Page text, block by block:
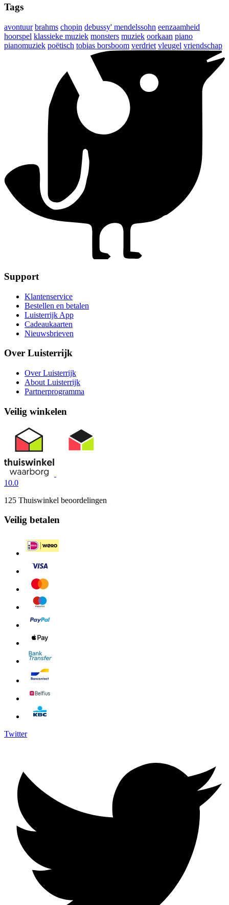
Tags
avontuur brahms chopin debussy' mendelssohn eenzaamheid
hoorspel klassieke muziek monsters muziek oorkaan piano
pianomuziek poëtisch tobias borsboom verdriet vleugel vriendschap
Support
Klantenservice
Bestellen en betalen
Luisterrijk App
Cadeaukaarten
Nieuwsbrieven
Over Luisterrijk
Over Luisterrijk
About Luisterrijk
Partnerprogramma
Veilig winkelen
10.0
125 Thuiswinkel beoordelingen
Veilig betalen
Twitter